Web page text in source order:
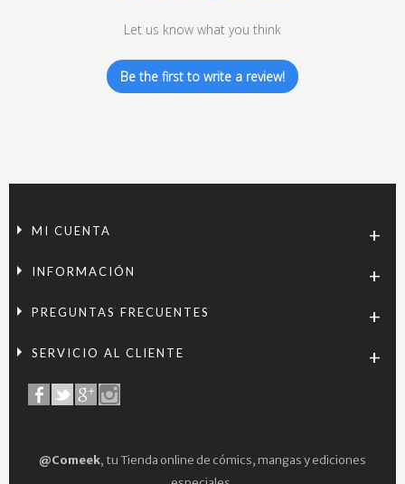
Let us know what you think
Be the first to write a review!
MI CUENTA
INFORMACIÓN
PREGUNTAS FRECUENTES
SERVICIO AL CLIENTE
@Comeek, tu Tienda online de cómics, mangas y ediciones